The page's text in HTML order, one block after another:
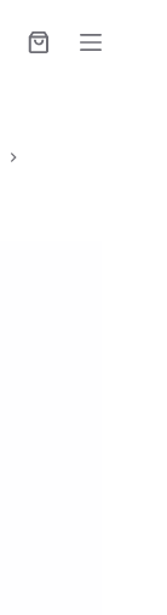
Shopping